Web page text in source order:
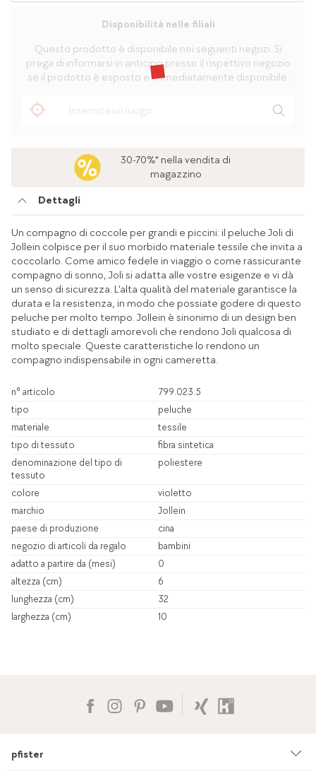
Disponibilità nelle filiali
Questo prodotto è disponibile nei seguenti negozi. Si
prega di informarsi in anticipo presso il rispettivo negozio
se il prodotto è esposto e immediatamente disponibile.
30-70%* nella vendita di
magazzino
Dettagli
Un compagno di coccole per grandi e piccini: il peluche Joli di
Jollein colpisce per il suo morbido materiale tessile che invita a
coccolarlo. Come amico fedele in viaggio o come rassicurante
compagno di sonno, Joli si adatta alle vostre esigenze e vi dà
un senso di sicurezza. L'alta qualità del materiale garantisce la
durata e la resistenza, in modo che possiate godere di questo
peluche per molto tempo. Jollein è sinonimo di un design ben
studiato e di dettagli amorevoli che rendono Joli qualcosa di
molto speciale. Queste caratteristiche lo rendono un
compagno indispensabile in ogni cameretta.
n° articolo
799.023.5
tipo
peluche
materiale
tessile
tipo di tessuto
fibra sintetica
denominazione del tipo di
tessuto
poliestere
colore
violetto
marchio
Jollein
paese di produzione
cina
negozio di articoli da regalo
bambini
adatto a partire da (mesi)
0
altezza (cm)
6
lunghezza (cm)
32
larghezza (cm)
10
pfister